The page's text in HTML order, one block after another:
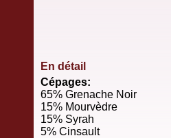
En détail
Cépages:
65% Grenache Noir
15% Mourvèdre
15% Syrah
5% Cinsault